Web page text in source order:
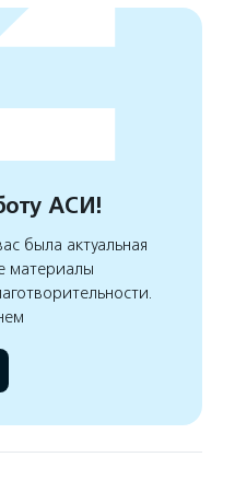
АСИ!
была актуальная
материалы